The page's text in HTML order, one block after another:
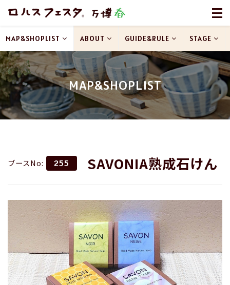
MAP&SHOPLIST
MAP&SHOPLIST ABOUT GUIDE&RULE STAGE
ブースNo: 255 SAVONIA熟成石けん